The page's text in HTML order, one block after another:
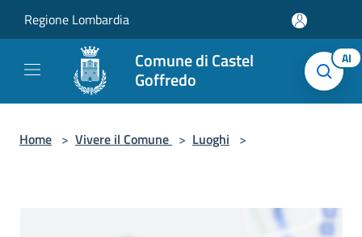
Regione Lombardia
Comune di Castel
Goffredo
AI
Home > Vivere il Comune > Luoghi >